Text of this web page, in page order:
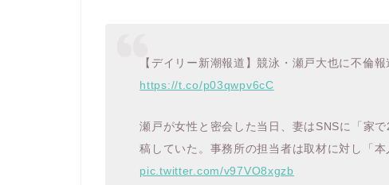
【デイリー新潮報道】競泳・瀬戸大也に不倫
https://t.co/p03qwpv6cC
瀬戸が女性と密会した当日、妻はSNSに「家
稿していた。事務所の担当者は取材に対し「
pic.twitter.com/v97VO8xgzb